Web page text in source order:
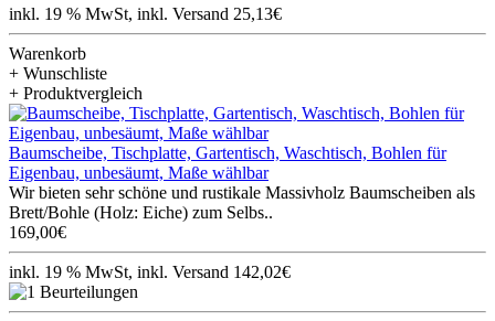
inkl. 19 % MwSt, inkl. Versand 25,13€
Warenkorb
+ Wunschliste
+ Produktvergleich
Baumscheibe, Tischplatte, Gartentisch, Waschtisch, Bohlen für
Eigenbau, unbesäumt, Maße wählbar
Wir bieten sehr schöne und rustikale Massivholz Baumscheiben als
Brett/Bohle (Holz: Eiche) zum Selbs..
169,00€
inkl. 19 % MwSt, inkl. Versand 142,02€